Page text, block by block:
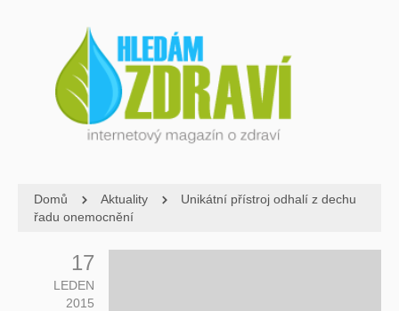
Domů Aktuality
Unikátní přístroj odhalí z dechu
řadu onemocnění
17
LEDEN
2015